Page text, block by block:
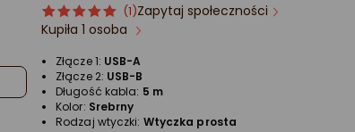
ocena
produktu
gwiazdki
Ocena
produktu
(1)Zapytaj społeczności
Kupiła 1 osoba
Złącze 1: USB-A
Złącze 2: USB-B
Długość kabla: 5 m
Kolor: Srebrny
Rodzaj wtyczki: Wtyczka prosta